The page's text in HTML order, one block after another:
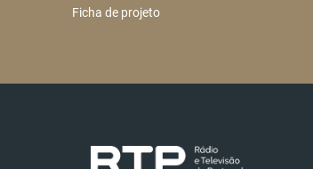
Ficha de projeto